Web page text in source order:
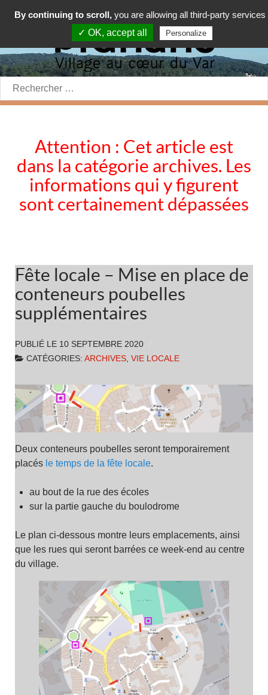
Rechercher:
Attention : Cet article est
dans la catégorie archives. Les
informations qui y figurent
sont certainement dépassées
Fête locale – Mise en place de
conteneurs poubelles
supplémentaires
PUBLIÉ LE 10 SEPTEMBRE 2020
CATÉGORIES: ARCHIVES, VIE LOCALE
Deux conteneurs poubelles seront temporairement
placés le temps de la fête locale.
au bout de la rue des écoles
sur la partie gauche du boulodrome
Le plan ci-dessous montre leurs emplacements, ainsi
que les rues qui seront barrées ce week-end au centre
du village.
By continuing to scroll, you are allowing all third-party services
✓ OK, accept all
Personalize